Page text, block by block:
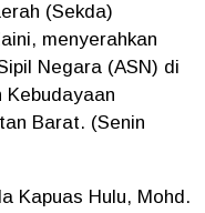
(Sekda)
menyerahkan
Negara (ASN) di
Kebudayaan
Barat. (Senin
Kapuas Hulu, Mohd.